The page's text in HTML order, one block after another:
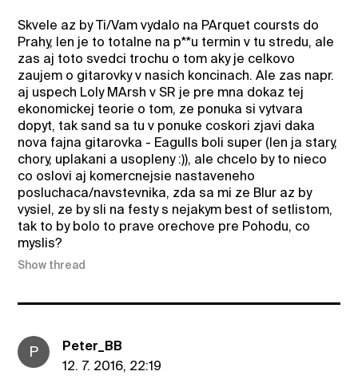
Skvele az by Ti/Vam vydalo na PArquet coursts do
Prahy, len je to totalne na p**u termin v tu stredu, ale
zas aj toto svedci trochu o tom aky je celkovo
zaujem o gitarovky v nasich koncinach. Ale zas napr.
aj uspech Loly MArsh v SR je pre mna dokaz tej
ekonomickej teorie o tom, ze ponuka si vytvara
dopyt, tak sand sa tu v ponuke coskori zjavi daka
nova fajna gitarovka - Eagulls boli super (len ja stary,
chory, uplakani a usopleny :)), ale chcelo by to nieco
co oslovi aj komercnejsie nastaveneho
posluchaca/navstevnika, zda sa mi ze Blur az by
vysiel, ze by sli na festy s nejakym best of setlistom,
tak to by bolo to prave orechove pre Pohodu, co
myslis?
Show thread
P
Peter_BB
12. 7. 2016, 22:19